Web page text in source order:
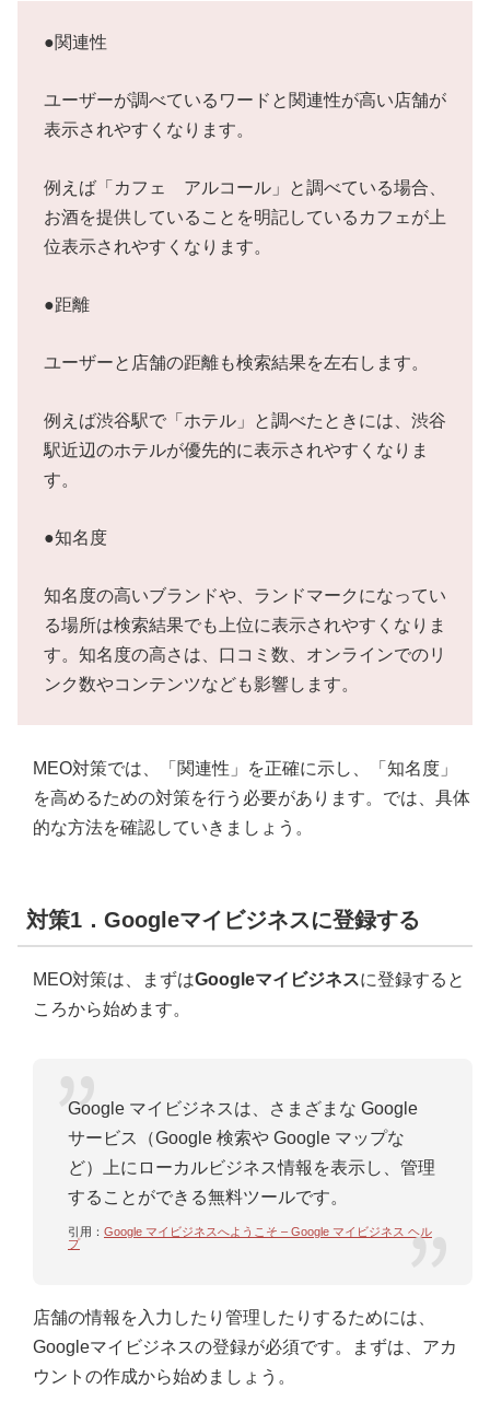
●関連性
ユーザーが調べているワードと関連性が高い店舗が
表示されやすくなります。
例えば「カフェ アルコール」と調べている場合、
お酒を提供していることを明記しているカフェが上
位表示されやすくなります。
●距離
ユーザーと店舗の距離も検索結果を左右します。
例えば渋谷駅で「ホテル」と調べたときには、渋谷
駅近辺のホテルが優先的に表示されやすくなりま
す。
●知名度
知名度の高いブランドや、ランドマークになってい
る場所は検索結果でも上位に表示されやすくなりま
す。知名度の高さは、口コミ数、オンラインでのリ
ンク数やコンテンツなども影響します。
MEO対策では、「関連性」を正確に示し、「知名度」
を高めるための対策を行う必要があります。では、具体
的な方法を確認していきましょう。
対策1．Googleマイビジネスに登録する
MEO対策は、まずはGoogleマイビジネスに登録すると
ころから始めます。
Google マイビジネスは、さまざまな Google
サービス（Google 検索や Google マップな
ど）上にローカルビジネス情報を表示し、管理
することができる無料ツールです。
引用： Google マイビジネスへようこそ – Google マイビジネス ヘル
プ
店舗の情報を入力したり管理したりするためには、
Googleマイビジネスの登録が必須です。まずは、アカ
ウントの作成から始めましょう。